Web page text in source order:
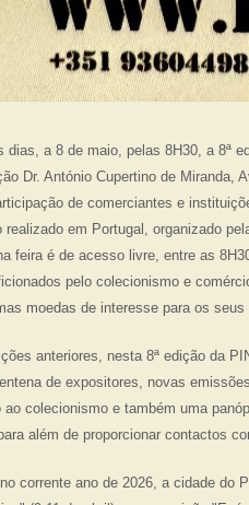
dias, a 8 de maio, pelas 8H30, a 8ª
Dr. António Cupertino de Miranda,
de comerciantes e
realizado em Portugal, organizado
feira é de acesso livre, entre as
pelo colecionismo e
moedas de interesse para os
anteriores, nesta 8ª edição da
de expositores, novas
ao colecionismo e também uma
além de proporcionar contactos
corrente ano de 2026, a cidade do